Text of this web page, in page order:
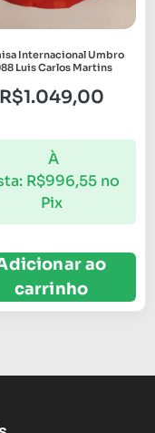
Internacional Umbro
Luis Carlos Martins
R$1.049,00
À
R$996,55 no
Pix
ao
carrinho